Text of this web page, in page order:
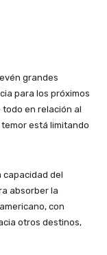
grandes
para los próximos
en relación al
está limitando
capacidad del
absorber la
con
otros destinos,